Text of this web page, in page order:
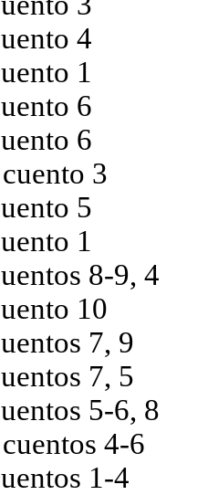
4
1
6
6
3
5
1
8-9, 4
10
7, 9
7, 5
5-6, 8
4-6
1-4